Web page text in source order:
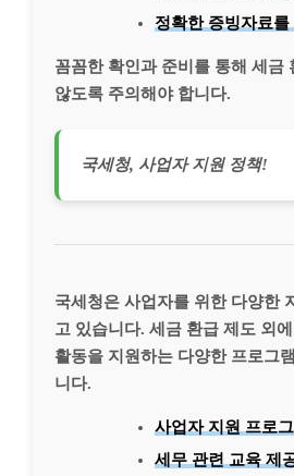
정확한 증빙자료를
꼼꼼한 확인과 준비를 통해 세금
않도록 주의해야 합니다.
국세청, 사업자 지원 정책!
국세청은 사업자를 위한 다양한
고 있습니다. 세금 환급 제도 외
활동을 지원하는 다양한 프로그
니다.
사업자 지원 프로
세무 관련 교육 제